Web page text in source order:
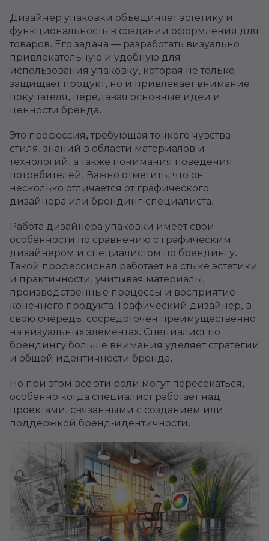
Дизайнер упаковки объединяет эстетику и
функциональность в создании оформления для
товаров. Его задача — разработать визуально
привлекательную и удобную для
использования упаковку, которая не только
защищает продукт, но и привлекает внимание
покупателя, передавая основные идеи и
ценности бренда.
Это профессия, требующая тонкого чувства
стиля, знаний в области материалов и
технологий, а также понимания поведения
потребителей. Важно отметить, что он
несколько отличается от графического
дизайнера или брендинг-специалиста.
Работа дизайнера упаковки имеет свои
особенности по сравнению с графическим
дизайнером и специалистом по брендингу.
Такой профессионал работает на стыке эстетики
и практичности, учитывая материалы,
производственные процессы и восприятие
конечного продукта. Графический дизайнер, в
свою очередь, сосредоточен преимущественно
на визуальных элементах. Специалист по
брендингу больше внимания уделяет стратегии
и общей идентичности бренда.
Но при этом все эти роли могут пересекаться,
особенно когда специалист работает над
проектами, связанными с созданием или
поддержкой бренд-идентичности.